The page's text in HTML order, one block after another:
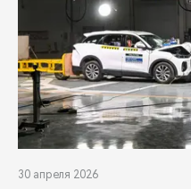
30 апреля 2026